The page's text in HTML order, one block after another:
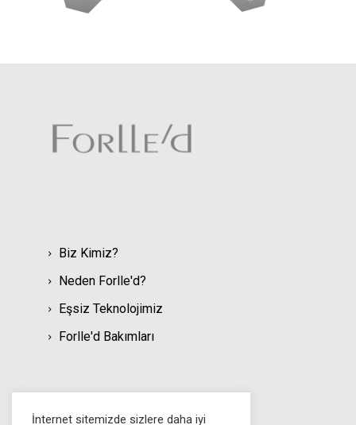
Biz Kimiz?
Neden Forlle'd?
Eşsiz Teknolojimiz
Forlle'd Bakımları
Sosyal Medyada Biz
İnternet sitemizde sizlere daha iyi